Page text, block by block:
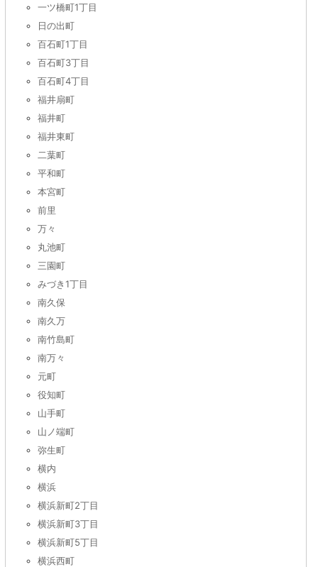
一ツ橋町1丁目
日の出町
百石町1丁目
百石町3丁目
百石町4丁目
福井扇町
福井町
福井東町
二葉町
平和町
本宮町
前里
万々
丸池町
三園町
みづき1丁目
南久保
南久万
南竹島町
南万々
元町
役知町
山手町
山ノ端町
弥生町
横内
横浜
横浜新町2丁目
横浜新町3丁目
横浜新町5丁目
横浜西町